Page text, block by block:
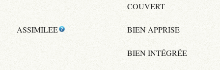
COUVERT
ASSIMILEE BIEN APPRISE
BIEN INTÉGRÉE